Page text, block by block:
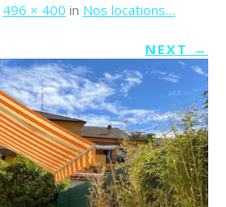
496 × 400 in Nos locations…
NEXT →